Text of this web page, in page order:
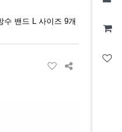
수 밴드 L 사이즈 9개